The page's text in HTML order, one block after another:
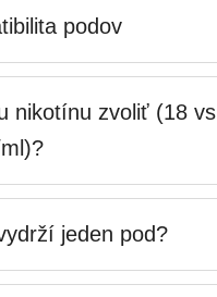
podov
nikotínu zvoliť (18 vs
jeden pod?